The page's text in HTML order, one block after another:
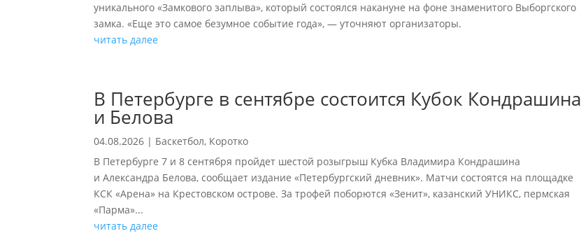
уникального «Замкового заплыва», который состоялся накануне на фоне знаменитого Выборгского
замка. «Еще это самое безумное событие года», — уточняют организаторы.
читать далее
В Петербурге в сентябре состоится Кубок Кондрашина
и Белова
04.08.2026 | Баскетбол, Коротко
В Петербурге 7 и 8 сентября пройдет шестой розыгрыш Кубка Владимира Кондрашина
и Александра Белова, сообщает издание «Петербургский дневник». Матчи состоятся на площадке
КСК «Арена» на Крестовском острове. За трофей поборются «Зенит», казанский УНИКС, пермская
«Парма»...
читать далее